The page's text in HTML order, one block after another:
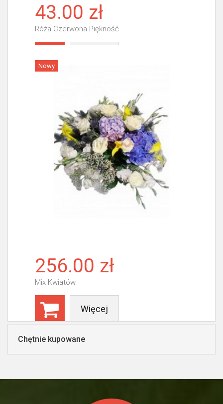
43.00 zł
Róża Czerwona Piękność
Nowy
256.00 zł
Mix Kwiatów
Więcej
Chętnie kupowane